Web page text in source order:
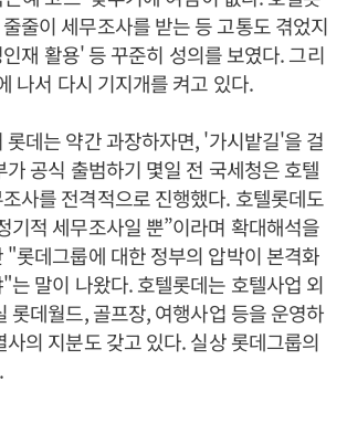
줄이 세무조사를 받는 등 고통도 겪었지
재 활용' 등 꾸준히 성의를 보였다. 그리
나서 다시 기지개를 켜고 있다.
롯데는 약간 과장하자면, '가시밭길'을 걸
가 공식 출범하기 몇일 전 국세청은 호텔
사를 전격적으로 진행했다. 호텔롯데도
기적 세무조사일 뿐”이라며 확대해석을
"롯데그룹에 대한 정부의 압박이 본격화
는 말이 나왔다. 호텔롯데는 호텔사업 외
롯데월드, 골프장, 여행사업 등을 운영하
사의 지분도 갖고 있다. 실상 롯데그룹의